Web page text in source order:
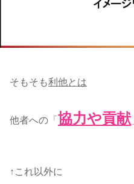
そもそも利他とは
他者への「 協力や貢献
↑これ以外に